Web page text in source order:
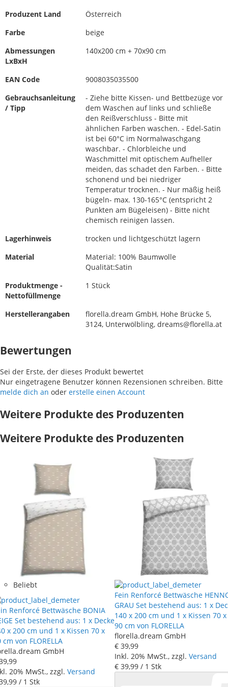
Produzent Land
Österreich
Farbe
beige
Abmessungen
LxBxH
140x200 cm + 70x90 cm
EAN Code
9008035035500
Gebrauchsanleitung
/ Tipp
- Ziehe bitte Kissen- und Bettbezüge vor
dem Waschen auf links und schließe
den Reißverschluss - Bitte mit
ähnlichen Farben waschen. - Edel-Satin
ist bei 60°C im Normalwaschgang
waschbar. - Chlorbleiche und
Waschmittel mit optischem Aufheller
meiden, das schadet den Farben. - Bitte
schonend und bei niedriger
Temperatur trocknen. - Nur mäßig heiß
bügeln- max. 130-165°C (entspricht 2
Punkten am Bügeleisen) - Bitte nicht
chemisch reinigen lassen.
Lagerhinweis
trocken und lichtgeschützt lagern
Material
Material: 100% Baumwolle
Qualität:Satin
Produktmenge -
Nettofüllmenge
1 Stück
Herstellerangaben
florella.dream GmbH, Hohe Brücke 5,
3124, Unterwölbling, dreams@florella.at
Bewertungen
Sei der Erste, der dieses Produkt bewertet
Nur eingetragene Benutzer können Rezensionen schreiben. Bitte
melde dich an oder erstelle einen Account
Weitere Produkte des Produzenten
Weitere Produkte des Produzenten
Beliebt
Renforcé Bettwäsche BONIA
Set bestehend aus: 1 x Decke
x 200 cm und 1 x Kissen 70 x
cm von FLORELLA
GmbH
,99
20% MwSt., zzgl. Versand
,99 / 1 Stk
Fein Renforcé Bettwäsche
GRAU Set bestehend aus: 1 x
140 x 200 cm und 1 x Kissen 70 x
90 cm von FLORELLA
florella.dream GmbH
€ 39,99
Inkl. 20% MwSt., zzgl. Versand
€ 39,99 / 1 Stk